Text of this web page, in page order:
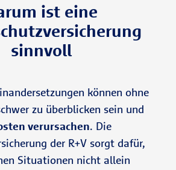
ist eine
sinnvoll
können ohne
zu überblicken sein und
verursachen. Die
der R+V sorgt dafür,
Situationen nicht allein